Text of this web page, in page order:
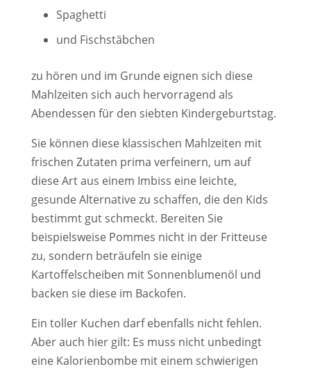
Spaghetti
und Fischstäbchen
zu hören und im Grunde eignen sich diese
Mahlzeiten sich auch hervorragend als
Abendessen für den siebten Kindergeburtstag.
Sie können diese klassischen Mahlzeiten mit
frischen Zutaten prima verfeinern, um auf
diese Art aus einem Imbiss eine leichte,
gesunde Alternative zu schaffen, die den Kids
bestimmt gut schmeckt. Bereiten Sie
beispielsweise Pommes nicht in der Fritteuse
zu, sondern beträufeln sie einige
Kartoffelscheiben mit Sonnenblumenöl und
backen sie diese im Backofen.
Ein toller Kuchen darf ebenfalls nicht fehlen.
Aber auch hier gilt: Es muss nicht unbedingt
eine Kalorienbombe mit einem schwierigen